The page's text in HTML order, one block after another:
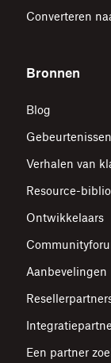
Converteren
Bronnen
Blog
Gebeurtenissen
Verhalen van
Resource-
Ontwikkelaars
Aanbevelingen
Een partner